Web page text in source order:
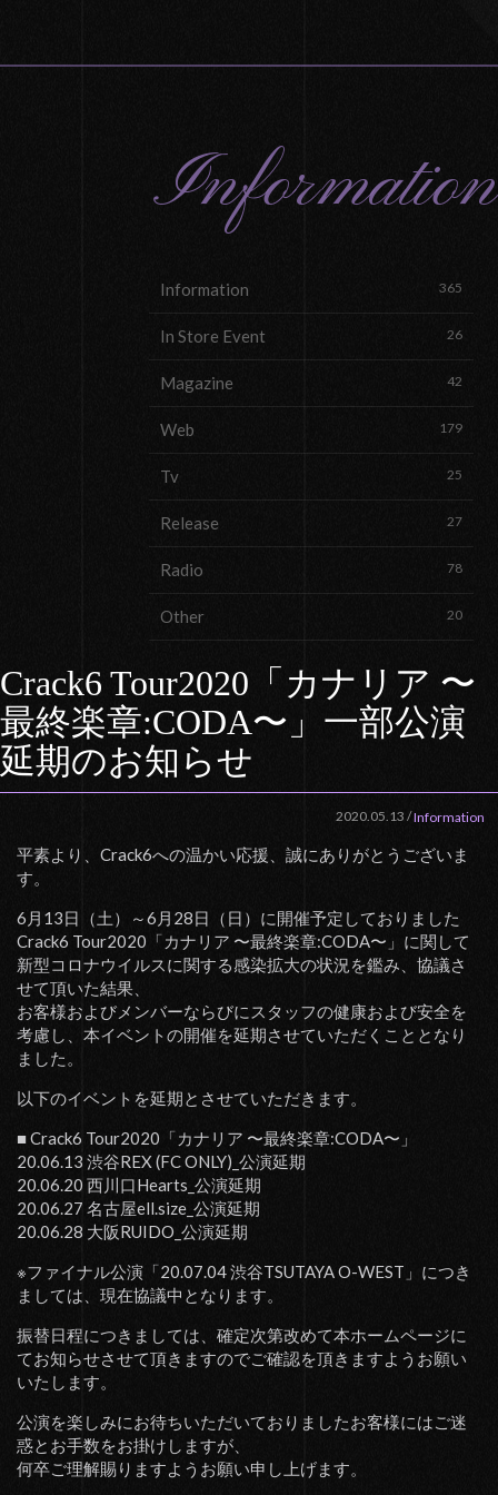
Information
Information 365
In Store Event 26
Magazine 42
Web 179
Tv 25
Release 27
Radio 78
Other 20
Crack6 Tour2020「カナリア 〜
最終楽章:CODA〜」一部公演
延期のお知らせ
2020.05.13 /Information
平素より、Crack6への温かい応援、誠にありがとうございま
す。
6月13日（土）～6月28日（日）に開催予定しておりました
Crack6 Tour2020「カナリア 〜最終楽章:CODA〜」に関して
新型コロナウイルスに関する感染拡大の状況を鑑み、協議さ
せて頂いた結果、
お客様およびメンバーならびにスタッフの健康および安全を
考慮し、本イベントの開催を延期させていただくこととなり
ました。
以下のイベントを延期とさせていただきます。
■ Crack6 Tour2020「カナリア 〜最終楽章:CODA〜」
20.06.13 渋谷REX (FC ONLY)_公演延期
20.06.20 西川口Hearts_公演延期
20.06.27 名古屋ell.size_公演延期
20.06.28 大阪RUIDO_公演延期
※ファイナル公演「20.07.04 渋谷TSUTAYA O-WEST」につき
ましては、現在協議中となります。
振替日程につきましては、確定次第改めて本ホームページに
てお知らせさせて頂きますのでご確認を頂きますようお願い
いたします。
公演を楽しみにお待ちいただいておりましたお客様にはご迷
惑とお手数をお掛けしますが、
何卒ご理解賜りますようお願い申し上げます。